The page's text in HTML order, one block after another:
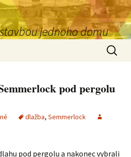
jednoho domu
pod pergolu
dlažba, Semmerlock
pod pergolu a nakonec vybrali